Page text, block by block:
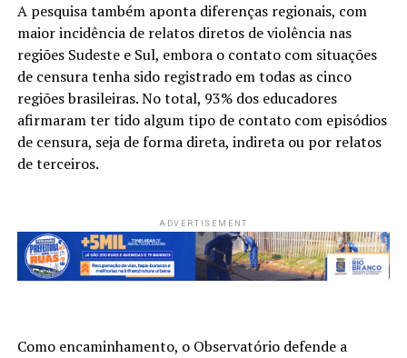
A pesquisa também aponta diferenças regionais, com
maior incidência de relatos diretos de violência nas
regiões Sudeste e Sul, embora o contato com situações
de censura tenha sido registrado em todas as cinco
regiões brasileiras. No total, 93% dos educadores
afirmaram ter tido algum tipo de contato com episódios
de censura, seja de forma direta, indireta ou por relatos
de terceiros.
ADVERTISEMENT
Como encaminhamento, o Observatório defende a